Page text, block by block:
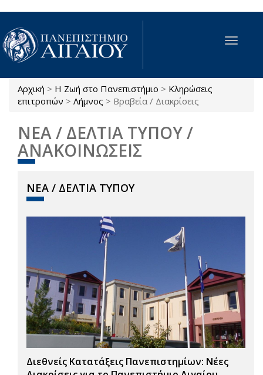
Παράκαμψη προς το κυρίως περιεχόμενο
Toggle
Είστε εδώ
Αρχική > Η Ζωή στο Πανεπιστήμιο > Κληρώσεις
επιτροπών > Λήμνος > Βραβεία / Διακρίσεις
ΝΕΑ / ΔΕΛΤΙΑ ΤΥΠΟΥ /
ΑΝΑΚΟΙΝΩΣΕΙΣ
ΝΕΑ / ΔΕΛΤΙΑ ΤΥΠΟΥ
Διεθνείς Κατατάξεις Πανεπιστημίων: Νέες